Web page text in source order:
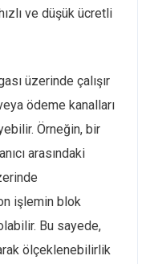
ve düşük ücretli
üzerinde çalışır
ödeme kanalları
Örneğin, bir
arasındaki
işlemin blok
Bu sayede,
ölçeklenebilirlik